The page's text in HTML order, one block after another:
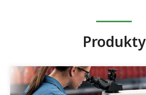
Produkty